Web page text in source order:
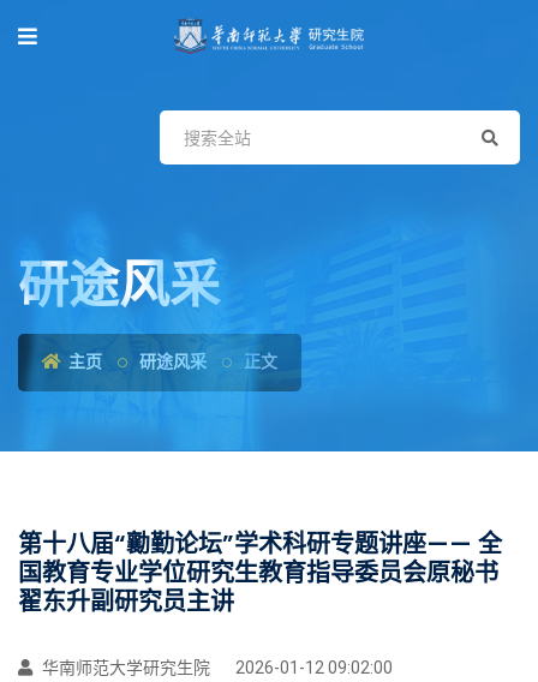
研途风采
主页 研途风采 正文
第十八届“勷勤论坛”学术科研专题讲座—— 全
国教育专业学位研究生教育指导委员会原秘书
翟东升副研究员主讲
华南师范大学研究生院 2026-01-12 09:02:00